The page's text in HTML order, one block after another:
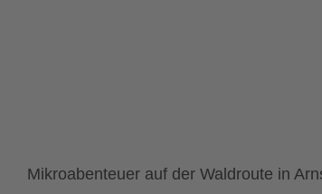
Mikroabenteuer auf der Waldroute in